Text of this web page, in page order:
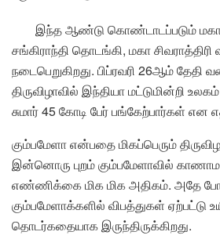
இந்த ஆண்டு கொண்டாடப்படும் மகா
சங்கிராந்தி தொடங்கி, மகா
நடைபெறுகிறது. பிப்ரவரி 26ஆம்
திருவிழாவில் இந்தியா மட்டுமின்றி உலகம்
சுமார் 45 கோடி பேர் பங்கேற்பார்கள் என
கும்பமேளா என்பதை மிகப்பெரும்
இன்னொரு புறம் கும்பமேளாவில்
எண்ணிக்கை மிக மிக அதிகம். அதே
கும்பமேளாக்களில் விபத்துகள் ஏற்பட்டு
தொடர்கதையாக இருந்திருக்கிறது.